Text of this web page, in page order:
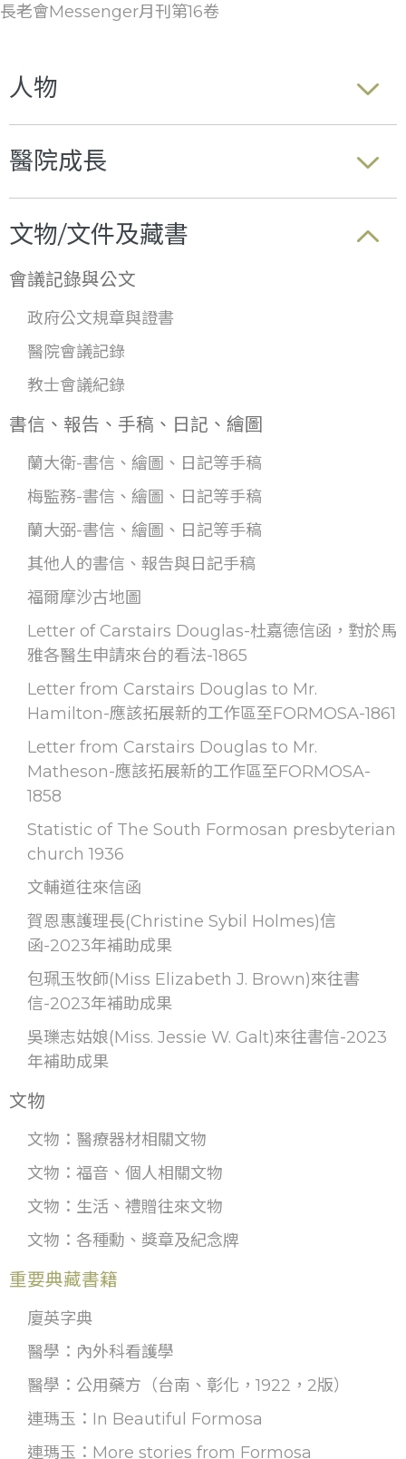
長老會Messenger月刊第16卷
人物
醫院成長
文物/文件及藏書
會議記錄與公文
政府公文規章與證書
醫院會議記錄
教士會議紀錄
書信、報告、手稿、日記、繪圖
蘭大衛-書信、繪圖、日記等手稿
梅監務-書信、繪圖、日記等手稿
蘭大弼-書信、繪圖、日記等手稿
其他人的書信、報告與日記手稿
福爾摩沙古地圖
Letter of Carstairs Douglas-杜嘉德信函，對於馬
雅各醫生申請來台的看法-1865
Letter from Carstairs Douglas to Mr.
Hamilton-應該拓展新的工作區至FORMOSA-1861
Letter from Carstairs Douglas to Mr.
Matheson-應該拓展新的工作區至FORMOSA-
1858
Statistic of The South Formosan presbyterian
church 1936
文輔道往來信函
賀恩惠護理長(Christine Sybil Holmes)信
函-2023年補助成果
包珮玉牧師(Miss Elizabeth J. Brown)來往書
信-2023年補助成果
吳瓅志姑娘(Miss. Jessie W. Galt)來往書信-2023
年補助成果
文物
文物：醫療器材相關文物
文物：福音、個人相關文物
文物：生活、禮贈往來文物
文物：各種勳、獎章及紀念牌
重要典藏書籍
廈英字典
醫學：內外科看護學
醫學：公用藥方（台南、彰化，1922，2版）
連瑪玉：In Beautiful Formosa
連瑪玉：More stories from Formosa